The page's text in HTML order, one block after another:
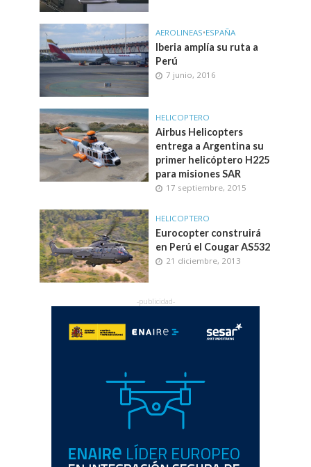
AEROLINEAS•ESPAÑA
Iberia amplía su ruta a
Perú
7 junio, 2016
HELICOPTERO
Airbus Helicopters
entrega a Argentina su
primer helicóptero H225
para misiones SAR
17 septiembre, 2015
HELICOPTERO
Eurocopter construirá
en Perú el Cougar AS532
21 diciembre, 2013